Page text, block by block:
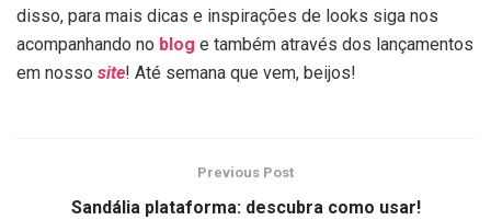
disso, para mais dicas e inspirações de looks siga nos
acompanhando no blog e também através dos lançamentos
em nosso site! Até semana que vem, beijos!
Previous Post
Sandália plataforma: descubra como usar!